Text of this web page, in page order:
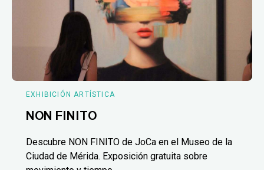
EXHIBICIÓN ARTÍSTICA
NON FINITO
Descubre NON FINITO de JoCa en el Museo de la
Ciudad de Mérida. Exposición gratuita sobre